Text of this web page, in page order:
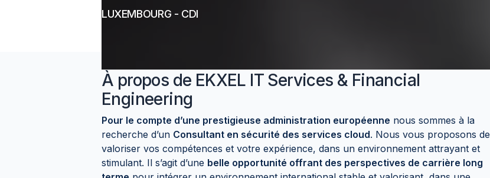
LUXEMBOURG - CDI
À propos de EKXEL IT Services & Financial
Engineering
Pour le compte d’une prestigieuse administration européenne nous sommes à la
recherche d’un Consultant en sécurité des services cloud. Nous vous proposons de
valoriser vos compétences et votre expérience, dans un environnement attrayant et
stimulant. Il s’agit d’une belle opportunité offrant des perspectives de carrière long